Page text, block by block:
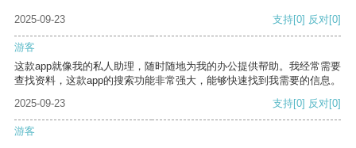
2025-09-23 支持[0] 反对[0]
游客
这款app就像我的私人助理，随时随地为我的办公提供帮助。我经常需要
查找资料，这款app的搜索功能非常强大，能够快速找到我需要的信息。
2025-09-23
支持[0] 反对[0]
游客